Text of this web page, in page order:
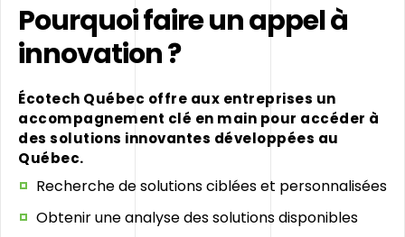
Pourquoi faire un appel à
innovation ?
Écotech Québec offre aux entreprises un
accompagnement clé en main pour accéder à
des solutions innovantes développées au
Québec.
Recherche de solutions ciblées et personnalisées
Obtenir une analyse des solutions disponibles